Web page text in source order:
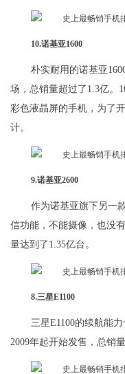
10.诺基亚1600
朴实耐用的诺基亚
场，总销量超过了1.3亿。
彩色液晶屏的手机，为了
计。
9.诺基亚2600
作为诺基亚旗下另一
信功能，不能摄像，也没
量达到了1.35亿台。
8.三星E1100
三星E1100的续航能
2009年起开始发售，总销